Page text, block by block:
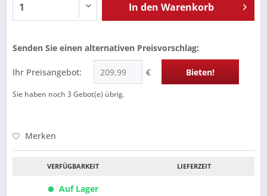
In den Warenkorb
Senden Sie einen alternativen Preisvorschlag:
Ihr Preisangebot: € Bieten!
Sie haben noch 3Gebot(e) übrig.
Merken
VERFÜGBARKEIT
Auf Lager
LIEFERZEIT